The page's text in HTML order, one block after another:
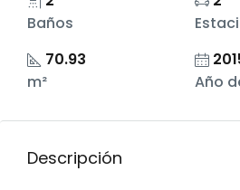
Baños
70.93
m²
Año
Descripción